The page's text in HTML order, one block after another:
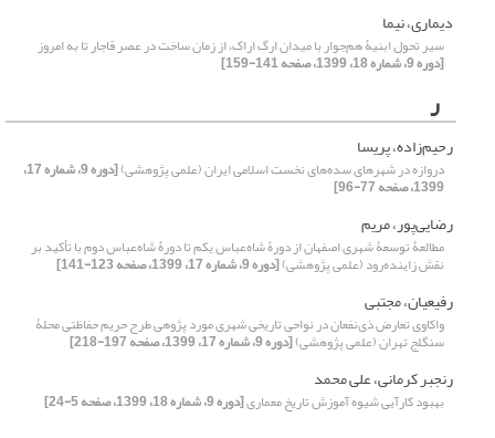
دیماری، نیما
سیر تحول ابنیۀ هم‌جوار با میدان ارگ اراک، از زمان ساخت در عصر قاجار تا به امروز
[دوره 9، شماره 18، 1399، صفحه 141-159]
ر
رحیم‌زاده، پریسا
دروازه در شهرهای سده‌های نخست اسلامی ایران (علمی پژوهشی) [دوره 9، شماره 17،
1399، صفحه 77-96]
رضایی‌پور، مریم
مطالعۀ توسعۀ شهری اصفهان از دورۀ شاه‌عباس یکم تا دورۀ شاه‌عباس دوم با تأکید بر
نقش زاینده‌رود (علمی پژوهشی)[دوره 9، شماره 17، 1399، صفحه 123-141]
رفیعیان، مجتبی
واکاوی تعارض ذی‌نفعان در نواحی تاریخی شهری مورد پژوهی طرح حریم حفاظتی محلۀ
سنگلج تهران (علمی پژوهشی)[دوره 9، شماره 17، 1399، صفحه 197-218]
رنجبر کرمانی، علی محمد
بهبود کارآیی شیوه آموزش تاریخ معماری[دوره 9، شماره 18، 1399، صفحه 5-24]